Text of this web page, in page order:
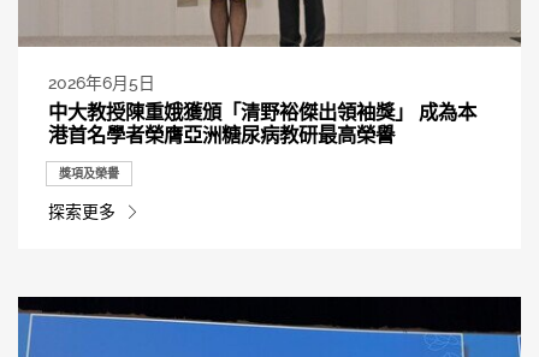
2026年6月5日
中大教授陳重娥獲頒「清野裕傑出領袖獎」 成為本
港首名學者榮膺亞洲糖尿病教研最高榮譽
獎項及榮譽
探索更多